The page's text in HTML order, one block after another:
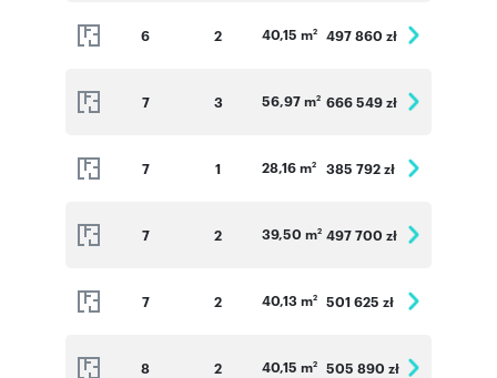
6 2 40,15 m2 497 860 zł
7 3 56,97 m2 666 549 zł
7 1 28,16 m2 385 792 zł
7 2 39,50 m2 497 700 zł
7 2 40,13 m2 501 625 zł
8 2 40,15 m2 505 890 zł